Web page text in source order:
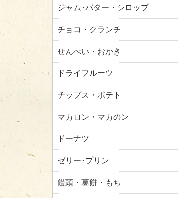
ジャム･バター・シロップ
チョコ・クランチ
せんべい・おかき
ドライフルーツ
チップス・ポテト
マカロン・マカのン
ドーナツ
ゼリー･プリン
饅頭・葛餅・もち